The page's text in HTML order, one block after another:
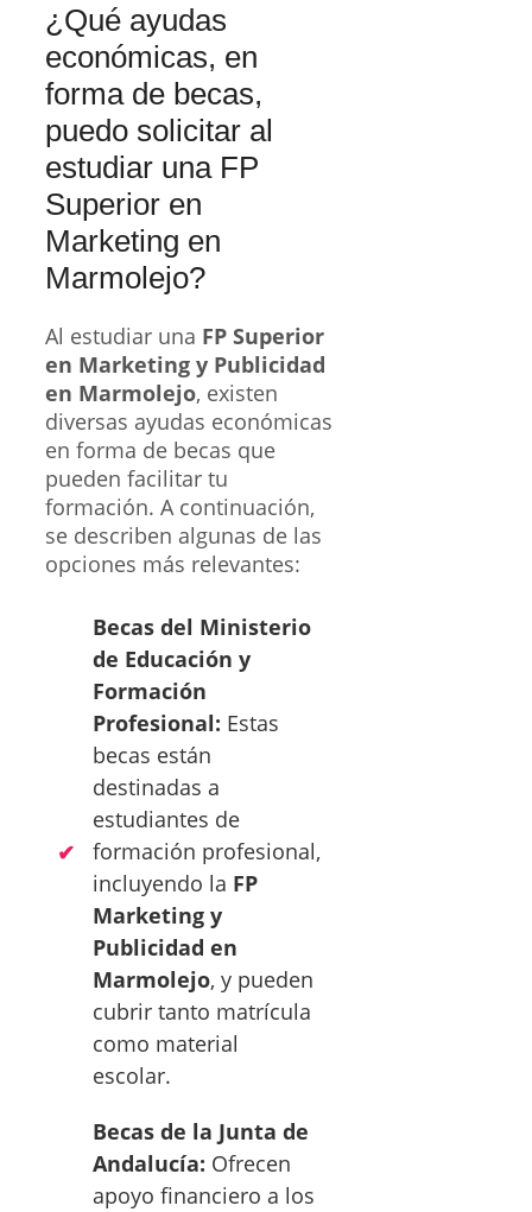
¿Qué ayudas
económicas, en
forma de becas,
puedo solicitar al
estudiar una FP
Superior en
Marketing en
Marmolejo?
Al estudiar una FP Superior
en Marketing y Publicidad
en Marmolejo, existen
diversas ayudas económicas
en forma de becas que
pueden facilitar tu
formación. A continuación,
se describen algunas de las
opciones más relevantes:
Becas del Ministerio
de Educación y
Formación
Profesional: Estas
becas están
destinadas a
estudiantes de
formación profesional,
incluyendo la FP
Marketing y
Publicidad en
Marmolejo, y pueden
cubrir tanto matrícula
como material
escolar.
Becas de la Junta de
Andalucía: Ofrecen
apoyo financiero a los